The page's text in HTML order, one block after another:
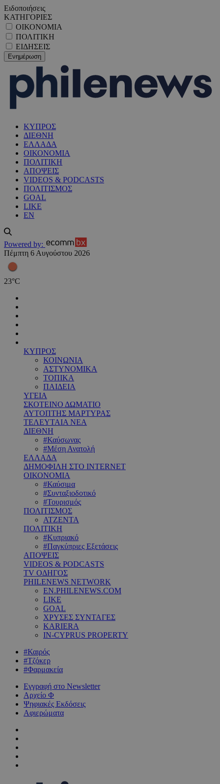
Ειδοποιήσεις
ΚΑΤΗΓΟΡΙΕΣ
ΟΙΚΟΝΟΜΙΑ
ΠΟΛΙΤΙΚΗ
ΕΙΔΗΣΕΙΣ
ΚΥΠΡΟΣ
ΔΙΕΘΝΗ
ΕΛΛΑΔΑ
ΟΙΚΟΝΟΜΙΑ
ΠΟΛΙΤΙΚΗ
ΑΠΟΨΕΙΣ
VIDEOS & PODCASTS
ΠΟΛΙΤΙΣΜΟΣ
GOAL
LIKE
EN
Powered by:
Πέμπτη 6 Αυγούστου 2026
23°C
ΚΥΠΡΟΣ
ΚΟΙΝΩΝΙΑ
ΑΣΤΥΝΟΜΙΚΑ
ΤΟΠΙΚΑ
ΠΑΙΔΕΙΑ
ΥΓΕΙΑ
ΣΚΟΤΕΙΝΟ ΔΩΜΑΤΙΟ
ΑΥΤΟΠΤΗΣ ΜΑΡΤΥΡΑΣ
ΤΕΛΕΥΤΑΙΑ ΝΕΑ
ΔΙΕΘΝΗ
#Καύσωνας
#Μέση Ανατολή
ΕΛΛΑΔΑ
ΔΗΜΟΦΙΛΗ ΣΤΟ INTERNET
ΟΙΚΟΝΟΜΙΑ
#Καύσιμα
#Συνταξιοδοτικό
#Τουρισμός
ΠΟΛΙΤΙΣΜΟΣ
ΑΤΖΕΝΤΑ
ΠΟΛΙΤΙΚΗ
#Κυπριακό
#Παγκύπριες Εξετάσεις
ΑΠΟΨΕΙΣ
VIDEOS & PODCASTS
TV ΟΔΗΓΟΣ
PHILENEWS NETWORK
EN.PHILENEWS.COM
LIKE
GOAL
ΧΡΥΣΕΣ ΣΥΝΤΑΓΕΣ
KARIERA
IN-CYPRUS PROPERTY
#Καιρός
#Τζόκερ
#Φαρμακεία
Εγγραφή στο Newsletter
Αρχείο Φ
Ψηφιακές Εκδόσεις
Αφιερώματα